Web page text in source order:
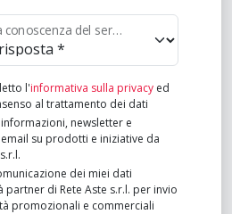
Come sei venuto a conoscenza del servizio? *
l'informativa sulla privacy ed
al trattamento dei dati
newsletter e
su prodotti e iniziative da
dei miei dati
partner di Rete Aste s.r.l. per invio
promozionali e commerciali